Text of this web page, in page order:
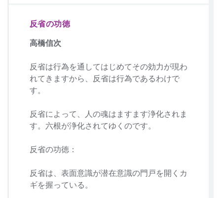
反省の功徳
高橋信次
反省は行為を通してはじめてその効力が現わ
れてきますから、反省は行為であるわけで
す。
反省によって、人の魂はますます浄化されま
す。六根が浄化されてゆくのです。
反省の功徳：
反省は、表面意識が潜在意識の門戸を開くカ
ギを握っている。